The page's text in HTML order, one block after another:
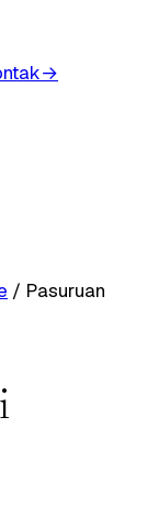
→
/ Pasuruan